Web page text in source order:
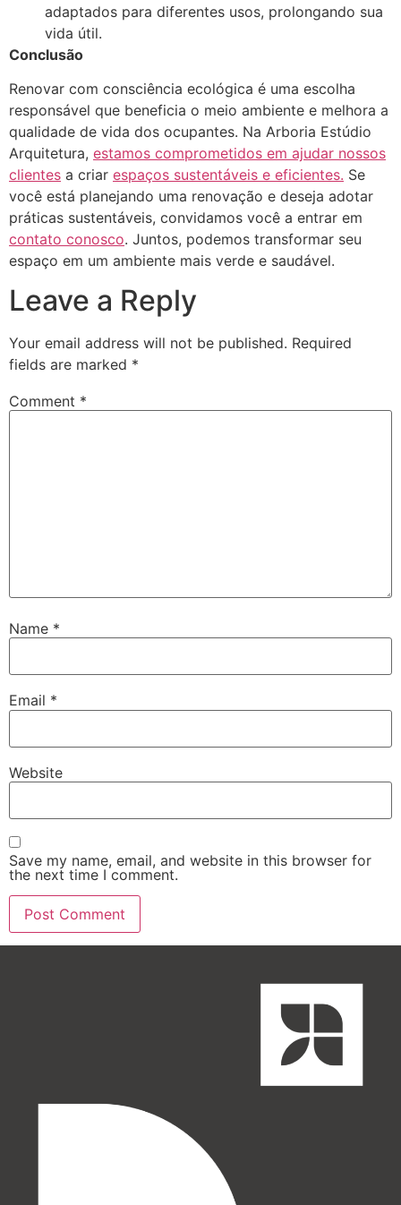
adaptados para diferentes usos, prolongando sua
vida útil.
Conclusão
Renovar com consciência ecológica é uma escolha
responsável que beneficia o meio ambiente e melhora a
qualidade de vida dos ocupantes. Na Arboria Estúdio
Arquitetura, estamos comprometidos em ajudar nossos
clientes a criar espaços sustentáveis e eficientes. Se
você está planejando uma renovação e deseja adotar
práticas sustentáveis, convidamos você a entrar em
contato conosco. Juntos, podemos transformar seu
espaço em um ambiente mais verde e saudável.
Leave a Reply
Your email address will not be published. Required
fields are marked *
Comment *
Name *
Email *
Website
Save my name, email, and website in this browser for
the next time I comment.